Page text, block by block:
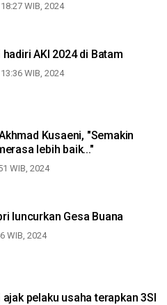
WIB, 2024
AKI 2024 di Batam
WIB, 2024
Kusaeni, "Semakin
lebih baik..."
WIB, 2024
luncurkan Gesa Buana
WIB, 2024
pelaku usaha terapkan 3SI